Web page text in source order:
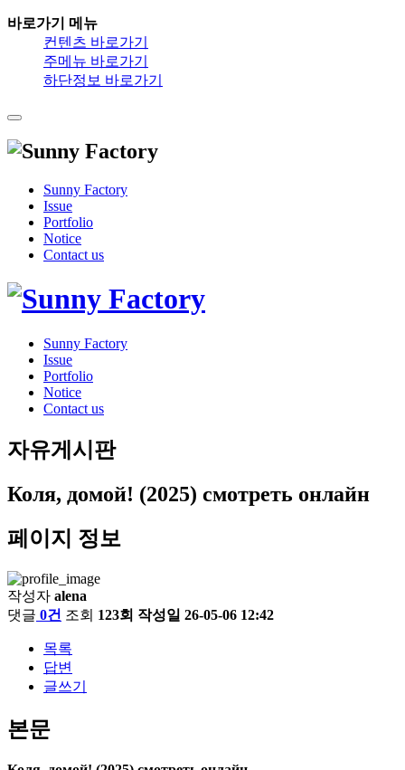
바로가기 메뉴
컨텐츠 바로가기
주메뉴 바로가기
하단정보 바로가기
Sunny Factory
Issue
Portfolio
Notice
Contact us
Sunny Factory
Issue
Portfolio
Notice
Contact us
자유게시판
Коля, домой! (2025) смотреть онлайн
페이지 정보
작성자 alena
댓글 0건 조회 123회 작성일 26-05-06 12:42
목록
답변
글쓰기
본문